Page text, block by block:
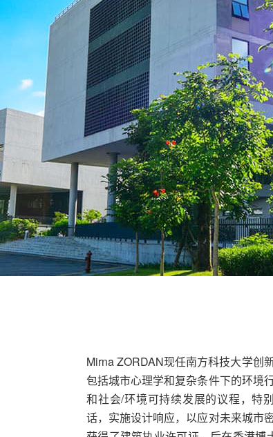
Mirna ZORDAN现任南方科技大学创
包括城市心理学和复杂条件下的环境
和社会/环境可持续发展的议程，特
话，实施设计响应，以应对未来城市